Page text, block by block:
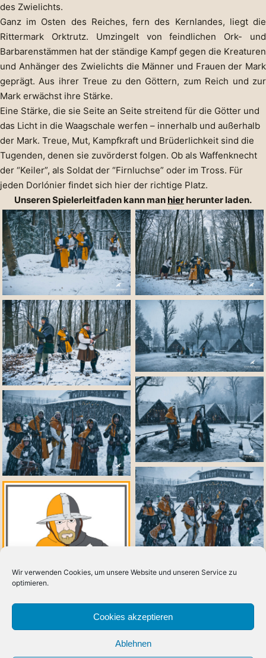
Wir verwenden Cookies, um unsere Website und unseren Service zu
optimieren.
Cookies akzeptieren
Ablehnen
des Zwielichts.
Ganz im Osten des Reiches, fern des Kernlandes, liegt die
Rittermark Orktrutz. Umzingelt von feindlichen Ork- und
Barbarenstämmen hat der ständige Kampf gegen die Kreaturen
und Anhänger des Zwielichts die Männer und Frauen der Mark
geprägt. Aus ihrer Treue zu den Göttern, zum Reich und zur
Mark erwächst ihre Stärke.
Eine Stärke, die sie Seite an Seite streitend für die Götter und
das Licht in die Waagschale werfen – innerhalb und außerhalb
der Mark. Treue, Mut, Kampfkraft und Brüderlichkeit sind die
Tugenden, denen sie zuvörderst folgen. Ob als Waffenknecht
der “Keiler”, als Soldat der “Firnluchse” oder im Tross. Für
jeden Dorlónier findet sich hier der richtige Platz.
Unseren Spielerleitfaden kann manhier herunter laden.